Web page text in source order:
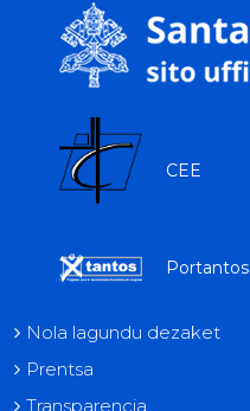
CEE
Portantos
Nola lagundu dezaket
Prentsa
Transparencia